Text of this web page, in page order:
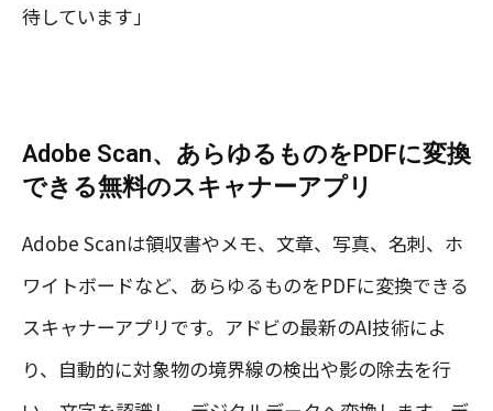
待しています」
Adobe Scan、あらゆるものをPDFに変換
できる無料のスキャナーアプリ
Adobe Scanは領収書やメモ、文章、写真、名刺、ホ
ワイトボードなど、あらゆるものをPDFに変換できる
スキャナーアプリです。アドビの最新のAI技術によ
り、自動的に対象物の境界線の検出や影の除去を行